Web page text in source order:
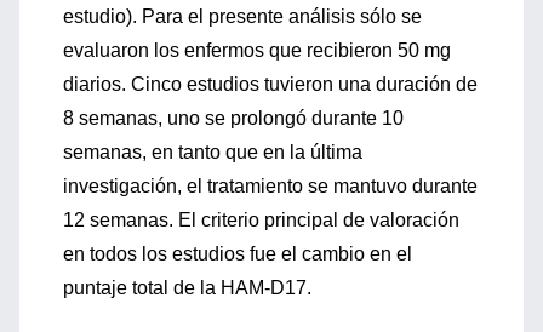
estudio). Para el presente análisis sólo se
evaluaron los enfermos que recibieron 50 mg
diarios. Cinco estudios tuvieron una duración de
8 semanas, uno se prolongó durante 10
semanas, en tanto que en la última
investigación, el tratamiento se mantuvo durante
12 semanas. El criterio principal de valoración
en todos los estudios fue el cambio en el
puntaje total de la HAM-D17.